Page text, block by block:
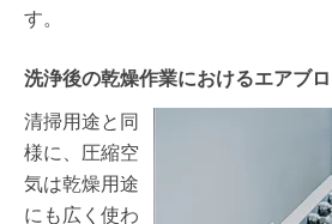
す。
洗浄後の乾燥作業におけるエアブ
清掃用途と同
様に、圧縮空
気は乾燥用途
にも広く使わ